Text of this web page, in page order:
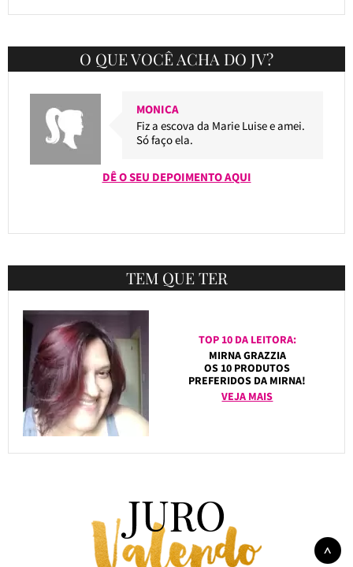
O QUE VOCÊ ACHA DO JV?
MONICA
Fiz a escova da Marie Luise e amei.
Só faço ela.
DÊ O SEU DEPOIMENTO AQUI
TEM QUE TER
TOP 10 DA LEITORA:
MIRNA GRAZZIA
OS 10 PRODUTOS
PREFERIDOS DA MIRNA!
VEJA MAIS